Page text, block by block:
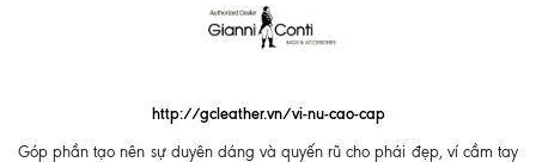
http://gcleather.vn/vi-nu-cao-cap
Góp phần tạo nên sự duyên dáng và quyến rũ cho phái đẹp, ví cầm tay